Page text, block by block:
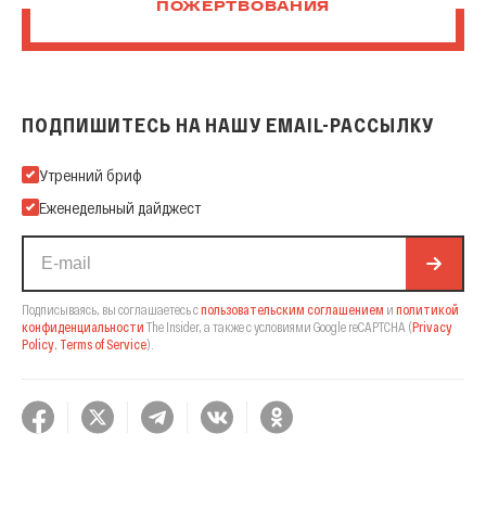
ПОЖЕРТВОВАНИЯ
ПОДПИШИТЕСЬ НА НАШУ EMAIL-РАССЫЛКУ
Подпишитесь на нашу Email-рассылку
Утренний бриф
Еженедельный дайджест
Подписываясь, вы соглашаетесь спользовательским соглашением и политикой
конфиденциальности The Insider, а также с условиями Google reCAPTCHA (Privacy
Policy, Terms of Service).